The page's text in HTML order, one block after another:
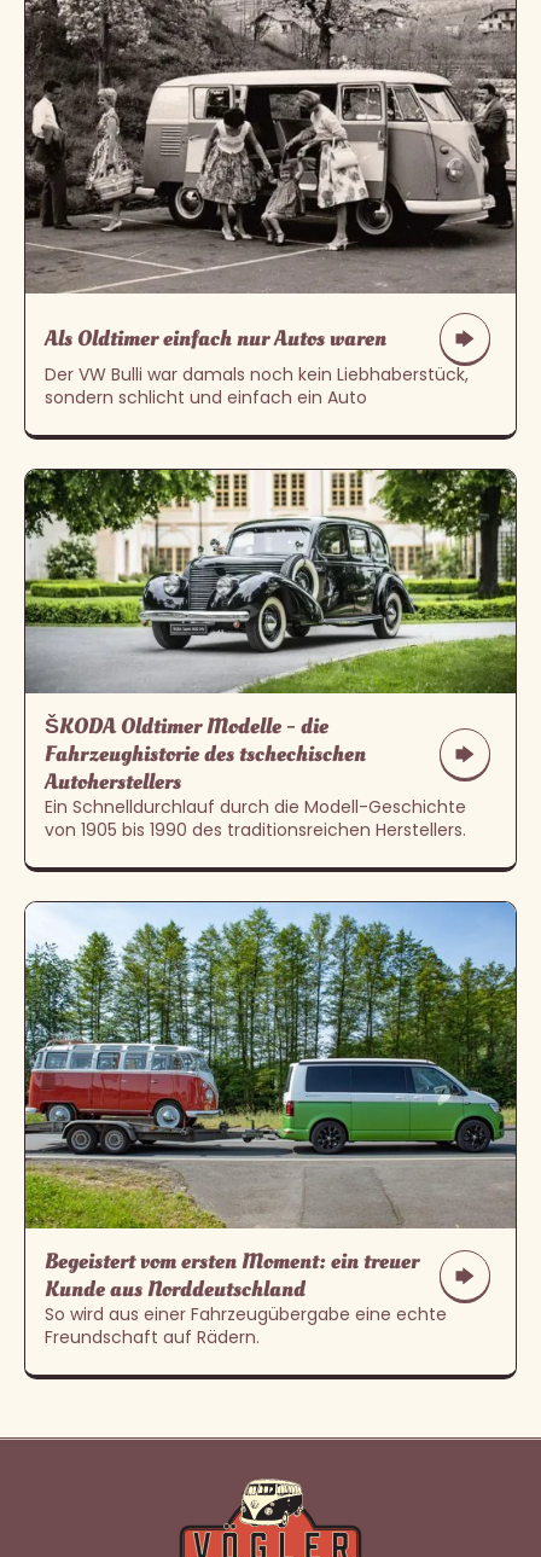
Als Oldtimer einfach nur Autos waren
Der VW Bulli war damals noch kein Liebhaberstück,
sondern schlicht und einfach ein Auto
ŠKODA Oldtimer Modelle - die
Fahrzeughistorie des tschechischen
Autoherstellers
Ein Schnelldurchlauf durch die Modell-Geschichte
von 1905 bis 1990 des traditionsreichen Herstellers.
Begeistert vom ersten Moment: ein treuer
Kunde aus Norddeutschland
So wird aus einer Fahrzeugübergabe eine echte
Freundschaft auf Rädern.